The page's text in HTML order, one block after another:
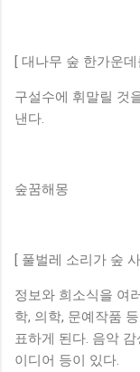
[ 대나무 숲 한가운
구설수에 휘말릴 것
낸다.
숲꿈해몽
[ 풀벌레 소리가 숲
정보와 희소식을 여
학, 의학, 문예작품
표하게 된다. 음악
이디어 등이 있다.